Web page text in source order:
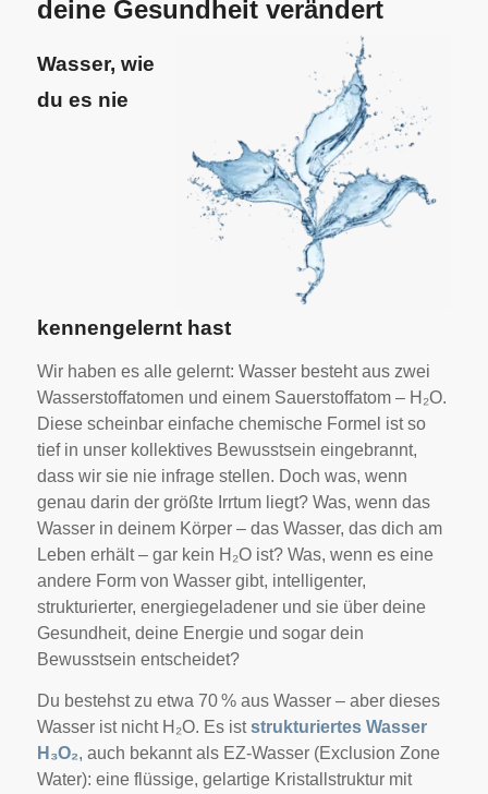
deine Gesundheit verändert
Wasser, wie
du es nie
kennengelernt hast
Wir haben es alle gelernt: Wasser besteht aus zwei
Wasserstoffatomen und einem Sauerstoffatom – H₂O.
Diese scheinbar einfache chemische Formel ist so
tief in unser kollektives Bewusstsein eingebrannt,
dass wir sie nie infrage stellen. Doch was, wenn
genau darin der größte Irrtum liegt? Was, wenn das
Wasser in deinem Körper – das Wasser, das dich am
Leben erhält – gar kein H₂O ist? Was, wenn es eine
andere Form von Wasser gibt, intelligenter,
strukturierter, energiegeladener und sie über deine
Gesundheit, deine Energie und sogar dein
Bewusstsein entscheidet?
Du bestehst zu etwa 70 % aus Wasser – aber dieses
Wasser ist nicht H₂O. Es iststrukturiertes Wasser
H₃O₂, auch bekannt als EZ-Wasser (Exclusion Zone
Water): eine flüssige, gelartige Kristallstruktur mit